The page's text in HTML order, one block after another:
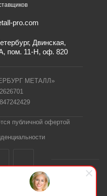
pro.com
Двинская,
пом. 11-Н, оф. 820
МЕТАЛЛ»
публичной офертой